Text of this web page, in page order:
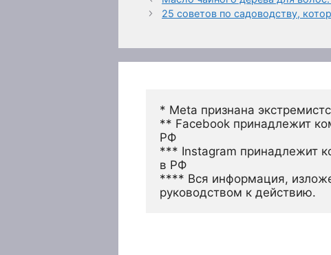
25 советов по садоводству,
* Meta признана
** Facebook принадлежит
РФ
*** Instagram принадлежит
в РФ
**** Вся информация,
руководством к действию.